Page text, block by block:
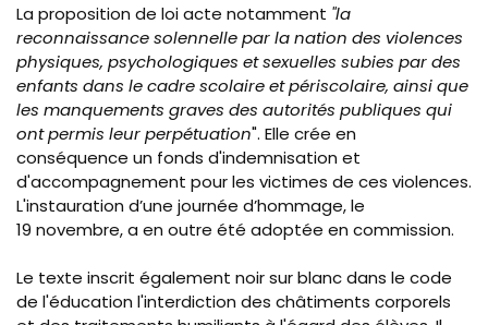
La proposition de loi acte notamment "la
reconnaissance solennelle par la nation des violences
physiques, psychologiques et sexuelles subies par des
enfants dans le cadre scolaire et périscolaire, ainsi que
les manquements graves des autorités publiques qui
ont permis leur perpétuation". Elle crée en
conséquence un fonds d'indemnisation et
d'accompagnement pour les victimes de ces violences.
L'instauration d’une journée d’hommage, le
19 novembre, a en outre été adoptée en commission.
Le texte inscrit également noir sur blanc dans le code
de l'éducation l'interdiction des châtiments corporels